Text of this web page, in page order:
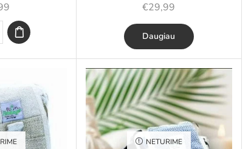
€29,99
Daugiau
NETURIME